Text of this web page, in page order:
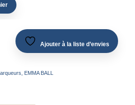
Ajouter à la liste d’envies
EMMA BALL